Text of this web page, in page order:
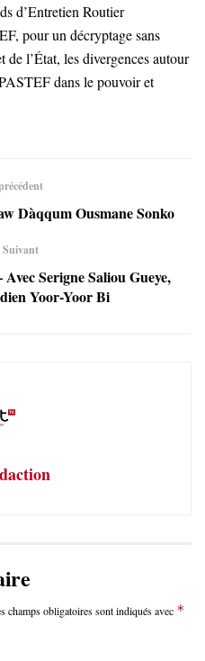
d’Entretien Routier
pour un décryptage sans
de l’État, les divergences autour
dans le pouvoir et
Dàqqum Ousmane Sonko
Serigne Saliou Gueye,
Yoor-Yoor Bi
champs obligatoires sont indiqués avec *